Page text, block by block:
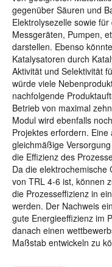
gegenüber Säuren und
Elektrolysezelle sowie
Messgeräten, Pumpen,
darstellen. Ebenso
Katalysatoren durch
Aktivität und Selektivität
würde viele
nachfolgende
Betrieb von maximal
Modul wird ebenfalls
Projektes erfordern.
gleichmäßige
die Effizienz des
Da die elektrochemische
von TRL 4-6 ist, können
die Prozesseffizienz in
werden. Der Nachweis
gute Energieeffizienz im
danach einen
Maßstab entwickeln zu